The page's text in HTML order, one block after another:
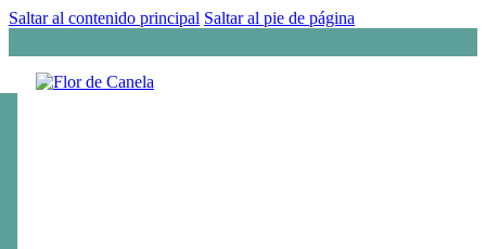
Saltar al contenido principal Saltar al pie de página